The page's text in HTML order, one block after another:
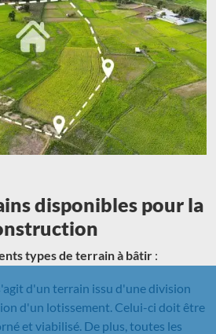
disponibles pour la
types de terrain à bâtir :
d'un terrain issu d'une division
d'un lotissement. Celui-ci doit être
et viabilisé. De plus, toutes les